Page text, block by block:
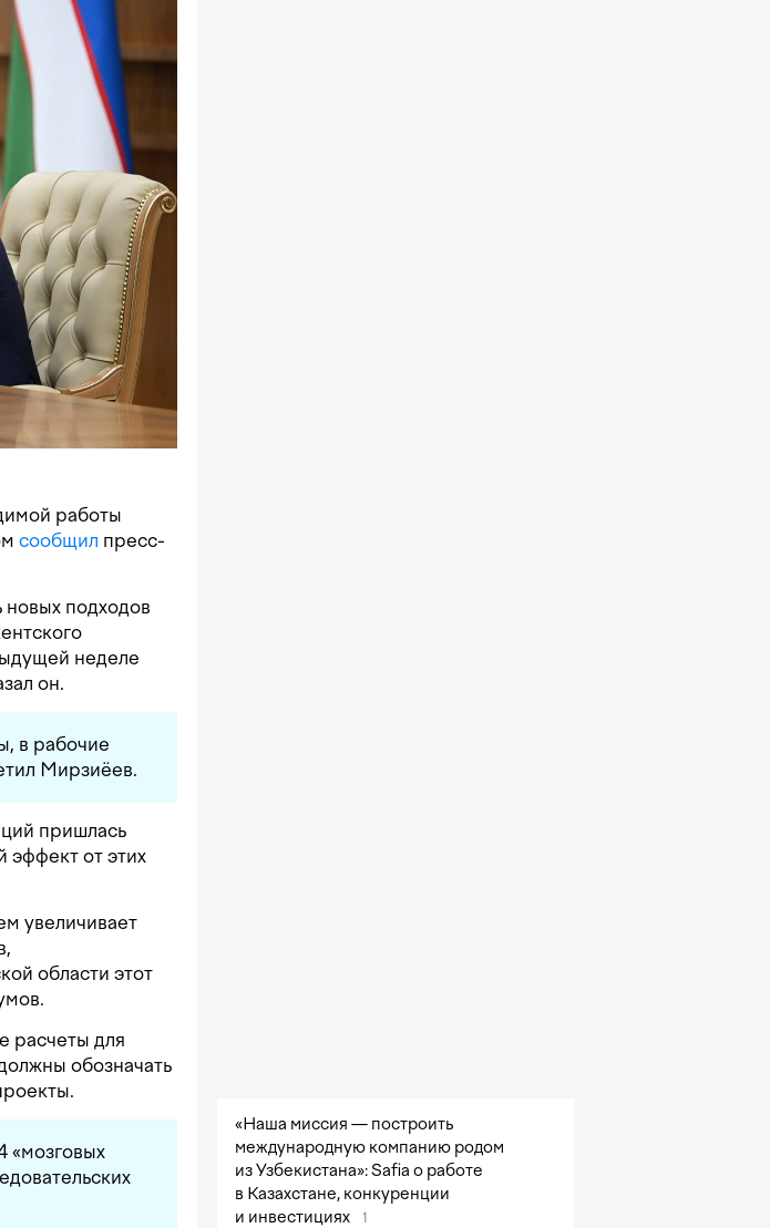
работы
сообщил пресс-
новых подходов
неделе
он.
в рабочие
Мирзиёев.
пришлась
эффект от этих
увеличивает
области этот
расчеты для
обозначать
«мозговых
«Наша миссия — построить
международную компанию родом
из Узбекистана»: Safia о работе
в Казахстане, конкуренции
и инвестициях
1